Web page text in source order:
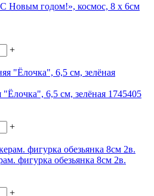
Новым годом!», космос, 8 х 6см
+
6,5 см, зелёная 1745405
+
фигурка обезьянка 8см 2в.
+